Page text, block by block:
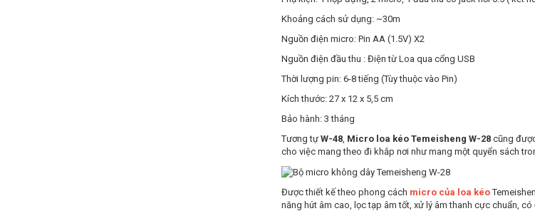
Khoảng cách sử dụng: ~30m
Nguồn điện micro: Pin AA (1.5V) X2
Nguồn điện đầu thu : Điện từ Loa qua cổng USB
Thời lượng pin: 6-8 tiếng (Tùy thuộc vào Pin)
Kích thước: 27 x 12 x 5,5 cm
Bảo hành: 3 tháng
Tương tự W-48, Micro loa kéo Temeisheng W-28cũng
cho việc mang theo đi khắp nơi như mang một quyển sách
Được thiết kế theo phong cách micro của loa kéo
năng hút âm cao, lọc tạp âm tốt, xử lý âm thanh cực chuẩn,